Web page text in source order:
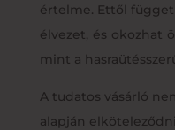
értelme. Ettől
élvezet, és okozhat
mint a
A tudatos vásárló
alapján